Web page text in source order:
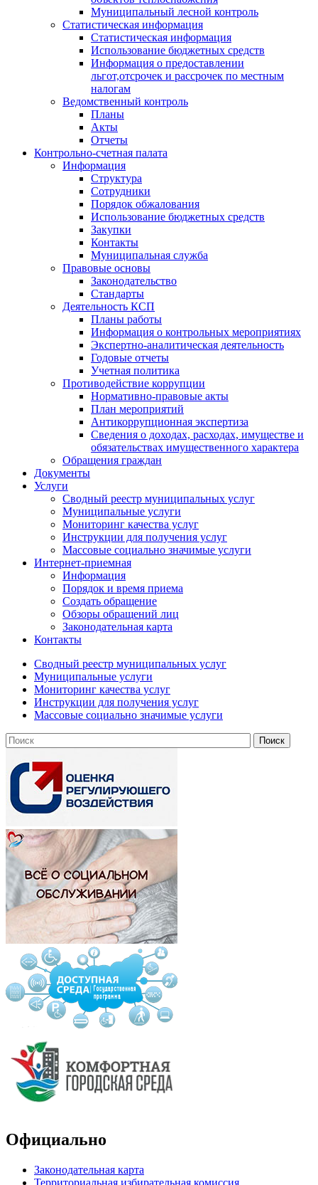
Муниципальный лесной контроль
Статистическая информация
Статистическая информация
Использование бюджетных средств
Информация о предоставлении
льгот,отсрочек и рассрочек по местным
налогам
Ведомственный контроль
Планы
Акты
Отчеты
Контрольно-счетная палата
Информация
Структура
Сотрудники
Порядок обжалования
Использование бюджетных средств
Закупки
Контакты
Муниципальная служба
Правовые основы
Законодательство
Стандарты
Деятельность КСП
Планы работы
Информация о контрольных мероприятиях
Экспертно-аналитическая деятельность
Годовые отчеты
Учетная политика
Противодействие коррупции
Нормативно-правовые акты
План мероприятий
Антикоррупционная экспертиза
Сведения о доходах, расходах, имуществе и
обязательствах имущественного характера
Обращения граждан
Документы
Услуги
Сводный реестр муниципальных услуг
Муниципальные услуги
Мониторинг качества услуг
Инструкции для получения услуг
Массовые социально значимые услуги
Интернет-приемная
Информация
Порядок и время приема
Создать обращение
Обзоры обращений лиц
Законодательная карта
Контакты
Сводный реестр муниципальных услуг
Муниципальные услуги
Мониторинг качества услуг
Инструкции для получения услуг
Массовые социально значимые услуги
Официально
Законодательная карта